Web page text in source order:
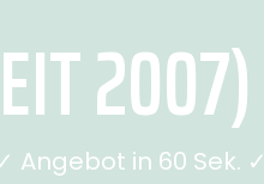
2007)
Angebot in 60 Sek. ✓